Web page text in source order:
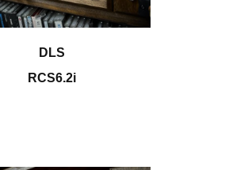
DLS
RCS6.2i